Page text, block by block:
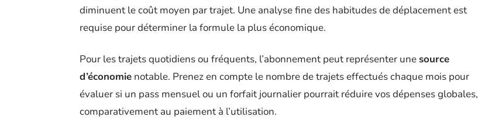
diminuent le coût moyen par trajet. Une analyse fine des habitudes de déplacement est
requise pour déterminer la formule la plus économique.
Pour les trajets quotidiens ou fréquents, l’abonnement peut représenter unesource
d’économie notable. Prenez en compte le nombre de trajets effectués chaque mois pour
évaluer si un pass mensuel ou un forfait journalier pourrait réduire vos dépenses globales,
comparativement au paiement à l’utilisation.